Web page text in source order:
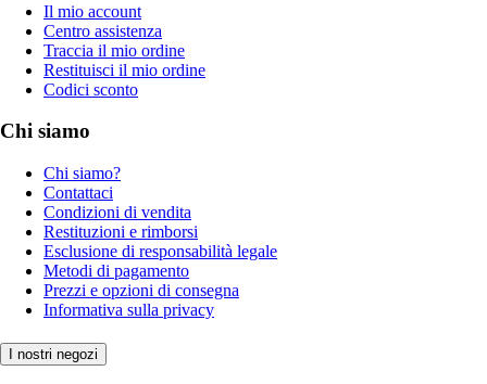
Il mio account
Centro assistenza
Traccia il mio ordine
Restituisci il mio ordine
Codici sconto
Chi siamo
Chi siamo?
Contattaci
Condizioni di vendita
Restituzioni e rimborsi
Esclusione di responsabilità legale
Metodi di pagamento
Prezzi e opzioni di consegna
Informativa sulla privacy
I nostri negozi